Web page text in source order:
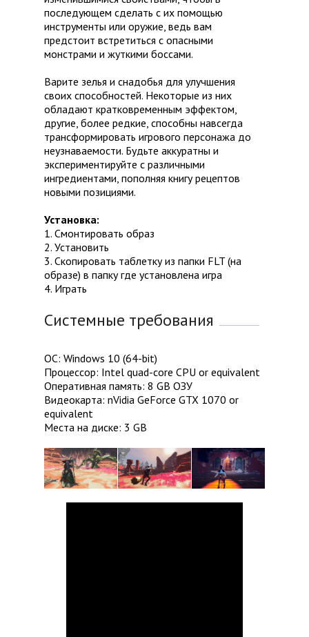
последующем сделать с их помощью
инструменты или оружие, ведь вам
предстоит встретиться с опасными
монстрами и жуткими боссами.
Варите зелья и снадобья для улучшения
своих способностей. Некоторые из них
обладают кратковременным эффектом,
другие, более редкие, способны навсегда
трансформировать игрового персонажа до
неузнаваемости. Будьте аккуратны и
экспериментируйте с различными
ингредиентами, пополняя книгу рецептов
новыми позициями.
Установка:
1. Смонтировать образ
2. Установить
3. Скопировать таблетку из папки FLT (на
образе) в папку где установлена игра
4. Играть
Системные требования
ОС: Windows 10 (64-bit)
Процессор: Intel quad-core CPU or equivalent
Оперативная память: 8 GB ОЗУ
Видеокарта: nVidia GeForce GTX 1070 or
equivalent
Места на диске: 3 GB